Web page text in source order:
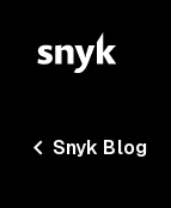
Snyk Blog